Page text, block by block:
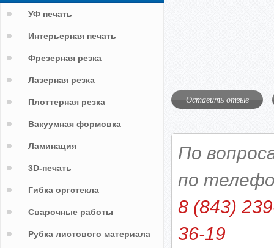
Оставить отзыв
По
по
8 (843)
36-19
УФ печать
Интерьерная печать
Фрезерная резка
Лазерная резка
Плоттерная резка
Вакуумная формовка
Ламинация
3D-печать
Гибка оргстекла
Сварочные работы
Рубка листового материала